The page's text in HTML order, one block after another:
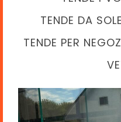
TENDE DA SOLE
TENDE PER